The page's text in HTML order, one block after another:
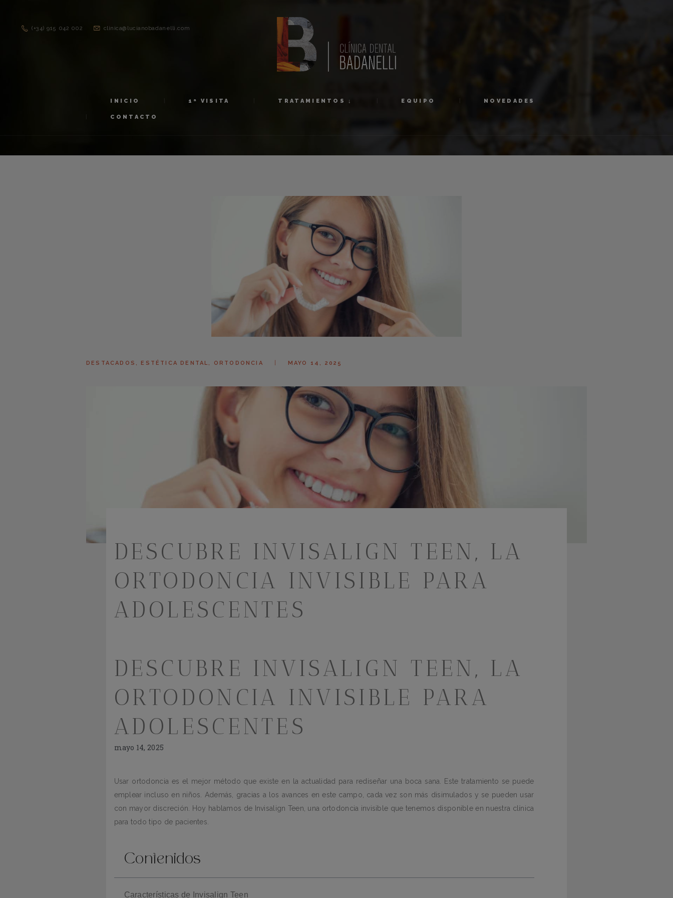
(+34) 915 042 002 clinica@lucianobadanelli.com
INICIO 1ª VISITA TRATAMIENTOS ↓ EQUIPO NOVEDADES
CONTACTO
1ª VISITA
TRATAMIENTOS ↓
DESTACADOS , ESTÉTICA DENTAL , ORTODONCIA MAYO 14, 2025
DESCUBRE INVISALIGN TEEN, LA
ORTODONCIA INVISIBLE PARA
ADOLESCENTES
DESCUBRE INVISALIGN TEEN, LA
ORTODONCIA INVISIBLE PARA
ADOLESCENTES
mayo 14, 2025
Usar ortodoncia es el mejor método que existe en la actualidad para rediseñar una boca sana. Este tratamiento se puede
emplear incluso en niños. Además, gracias a los avances en este campo, cada vez son más disimulados y se pueden usar
con mayor discreción. Hoy hablamos de Invisalign Teen, una ortodoncia invisible que tenemos disponible en nuestra clínica
para todo tipo de pacientes.
Contenidos
Características de Invisalign Teen